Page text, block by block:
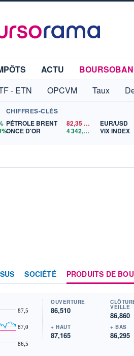
ACTU
- ETN OPCVM Taux
CHIFFRES-CLÉS
PÉTROLE BRENT
82,35$US
ONCE D'OR
4 342,26 $US
EUR/USD
VIX INDEX
SOCIÉTÉ PRODUITS DE
86,5
87,0
87,5
OUVERTURE
86,510 VEILLE
86,860
+ HAUT
87,165
+ BAS
86,295